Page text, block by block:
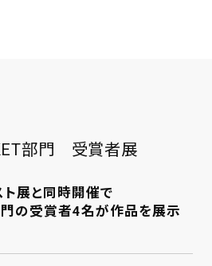
部門 受賞者展
ト展と同時開催で
の受賞者4名が作品を展示